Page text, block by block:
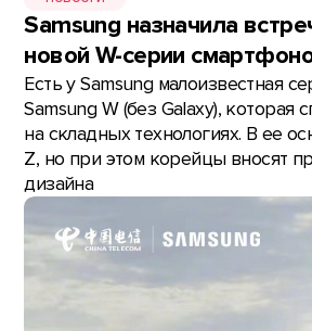
Samsung назначила
новой W-серии
Есть у Samsung малоизвестная
Samsung W (без Galaxy), которая
на складных технологиях. В ее
Z, но при этом корейцы вносят
дизайна